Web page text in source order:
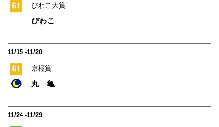
びわこ大賞
びわこ
11/15 -11/20
京極賞
丸 亀
11/24 -11/29